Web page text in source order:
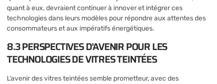
quant à eux, devraient continuer à innover et intégrer ces
technologies dans leurs modèles pour répondre aux attentes des
consommateurs et aux impératifs énergétiques.
8.3 PERSPECTIVES D’AVENIR POUR LES
TECHNOLOGIES DE VITRES TEINTÉES
L’avenir des vitres teintées semble prometteur, avec des